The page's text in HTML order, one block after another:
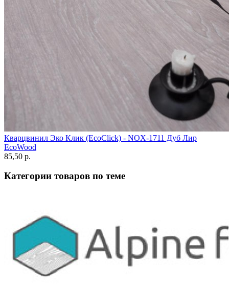
Кварцвинил Эко Клик (EcoClick) - NOX-1711 Дуб Лир
EcoWood
85,50 p.
Категории товаров по теме